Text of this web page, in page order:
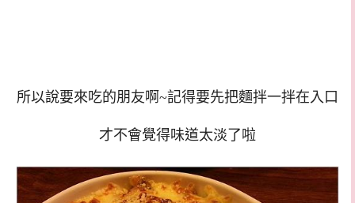
所以說要來吃的朋友啊~記得要先把麵拌一拌在入口
才不會覺得味道太淡了啦